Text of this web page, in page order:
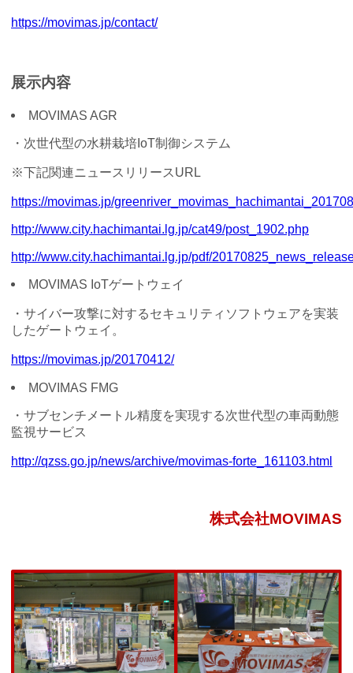
https://movimas.jp/contact/
展示内容
MOVIMAS AGR
・次世代型の水耕栽培IoT制御システム
※下記関連ニュースリリースURL
https://movimas.jp/
http://www.city.hachimantai.lg.jp/cat49/post_1902.php
http://www.city.hachimantai.lg.jp/pdf/
MOVIMAS IoTゲートウェイ
・サイバー攻撃に対するセキュリティソフトウェアを実装
したゲートウェイ。
https://movimas.jp/20170412/
MOVIMAS FMG
・サブセンチメートル精度を実現する次世代型の車両動態
監視サービス
http://qzss.go.jp/news/archive/movimas-forte_161103.html
株式会社MOVIMAS